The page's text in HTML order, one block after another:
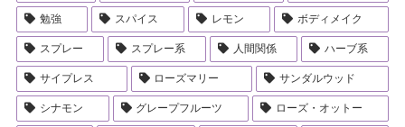
勉強 スパイス レモン ボディメイク
スプレー スプレー系 人間関係 ハーブ系
サイプレス ローズマリー サンダルウッド
シナモン グレープフルーツ ローズ・オットー